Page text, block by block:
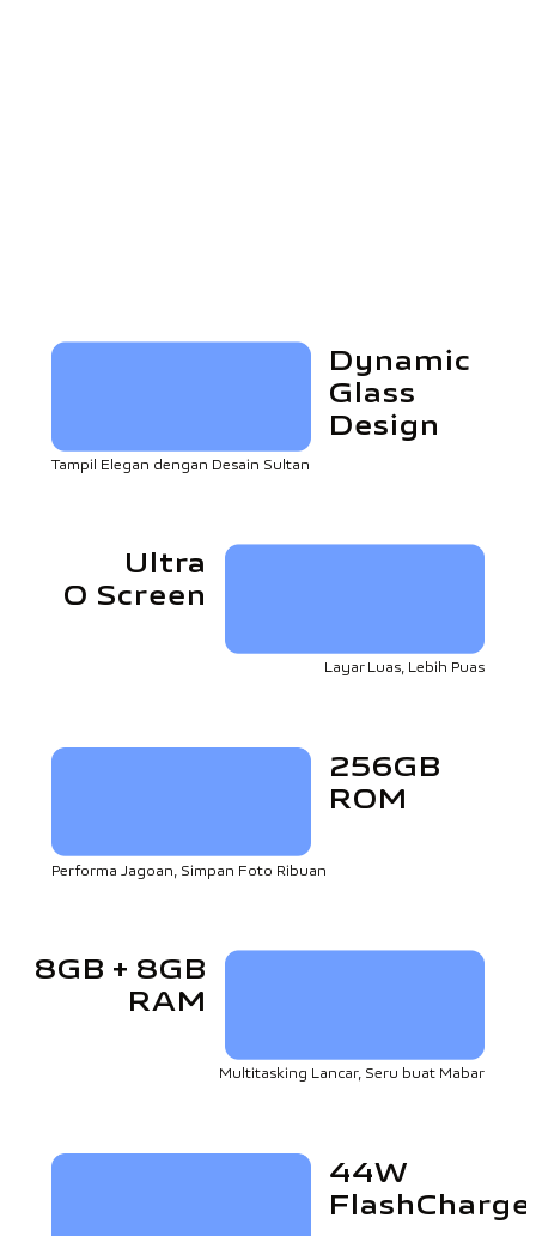
Dynamic
Glass
Design
Tampil Elegan dengan Desain Sultan
Ultra
O Screen
Layar Luas, Lebih Puas
256GB
ROM
Performa Jagoan, Simpan Foto Ribuan
8GB + 8GB
RAM
Multitasking Lancar, Seru buat Mabar
44W
FlashCharge